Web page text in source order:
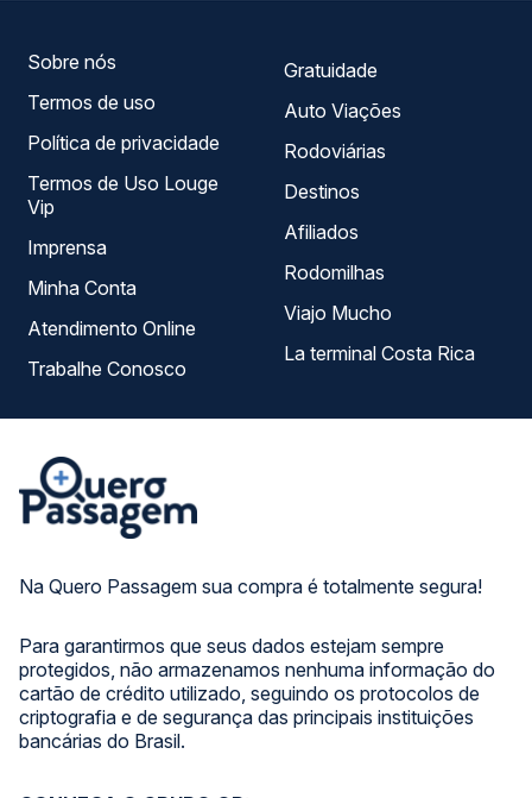
Na Quero Passagem sua compra é totalmente segura!
Para garantirmos que seus dados estejam sempre
protegidos, não armazenamos nenhuma informação do
cartão de crédito utilizado, seguindo os protocolos de
criptografia e de segurança das principais instituições
bancárias do Brasil.
Sobre nós
Termos de uso
Política de privacidade
Termos de Uso Louge
Vip
Imprensa
Minha Conta
Atendimento Online
Trabalhe Conosco
Gratuidade
Auto Viações
Rodoviárias
Destinos
Afiliados
Rodomilhas
Viajo Mucho
La terminal Costa Rica